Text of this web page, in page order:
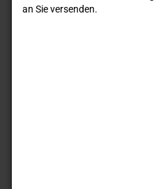
an Sie versenden.